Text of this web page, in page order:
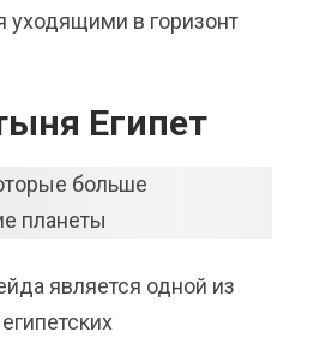
уходящими в горизонт
Египет
является одной из